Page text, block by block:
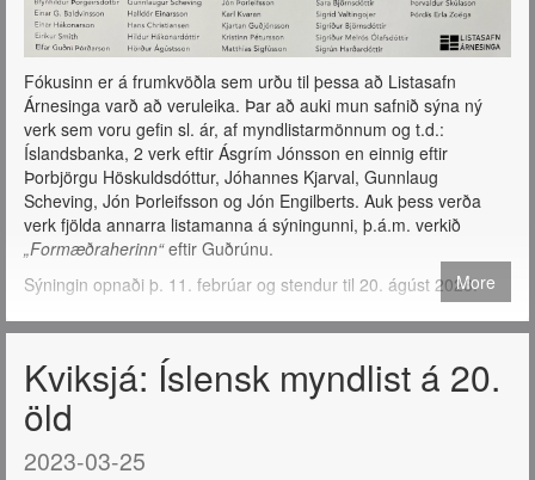
Fókusinn er á frumkvöðla sem urðu til þessa að Listasafn
Árnesinga varð að veruleika. Þar að auki mun safnið sýna ný
verk sem voru gefin sl. ár, af myndlistarmönnum og t.d.:
Íslandsbanka, 2 verk eftir Ásgrím Jónsson en einnig eftir
Þorbjörgu Höskuldsdóttur, Jóhannes Kjarval, Gunnlaug
Scheving, Jón Þorleifsson og Jón Engilberts. Auk þess verða
verk fjölda annarra listamanna á sýningunni, þ.á.m. verkið
„Formæðraherinn“eftir Guðrúnu.
Sýningin opnaði þ. 11. febrúar og stendur til 20. ágúst 2023.
More
Kviksjá: Íslensk myndlist á 20.
öld
2023-03-25